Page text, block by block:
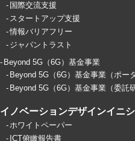
国際交流支援
スタートアップ支援
情報バリアフリー
ジャパントラスト
Beyond 5G（6G）基金事業
Beyond 5G（6G）基金事業（ポー
Beyond 5G（6G）基金事業（委託
イノベーションデザインイニ
ホワイトペーパー
ICT俯瞰報告書